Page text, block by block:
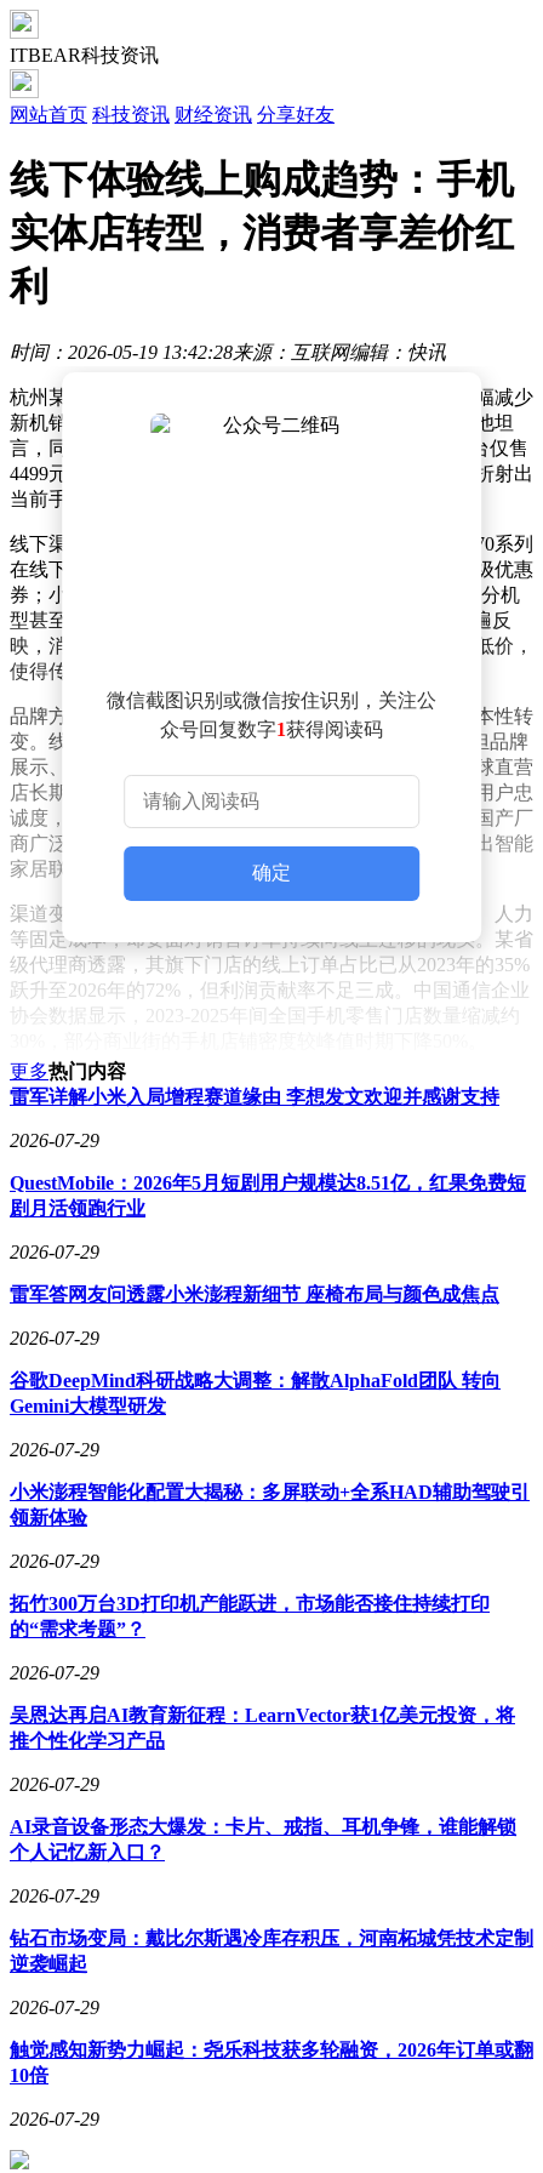
ITBEAR科技资讯
网站首页 科技资讯 财经资讯 分享好友
线下体验线上购成趋势：手机
实体店转型，消费者享差价红
利
时间：2026-05-19 13:42:28来源：互联网编辑：快讯
杭州某手机零售商近日在接受采访时透露，其门店已大幅减少
新机销售业务，转而引导顾客通过线上渠道完成购买。他坦
言，同一款iPhone17手机，线下标价5600元，而电商平台仅售
4499元，价格差异导致消费者更倾向于网购。这一现象折射出
当前手机零售行业正在经历的深刻变革。
线下渠道的困境并非个例。据行业调研显示，华为Mate70系列
在线下门店维持官方定价的同时，电商平台已发放百元级优惠
券；小米15的线下经销商利润空间被压缩至不足2%，部分机
型甚至出现"进货价与线上售价倒挂"的情况。经销商普遍反
映，消费者进店后常使用比价软件，直接要求匹配线上低价，
使得传统销售模式难以为继。
品牌方主动制造价差的策略背后，是销售渠道功能的根本性转
变。线下门店逐渐从"成交场所"转型为"体验空间"，承担品牌
展示、产品试用和服务提供的职能。以苹果为例，其全球直营
店长期不依赖单店销量盈利，而是通过沉浸式体验培养用户忠
诚度，最终促成线上转化。这种模式正被华为、小米等国产厂
商广泛借鉴，华为旗舰店强化全场景体验，小米之家突出智能
家居联动，OPPO/vivo门店则侧重产品质感呈现。
渠道变革的重压全部落在经销商肩头。他们承担着租金、人力
等固定成本，却要面对销售订单持续向线上迁移的现实。某省
级代理商透露，其旗下门店的线上订单占比已从2023年的35%
跃升至2026年的72%，但利润贡献率不足三成。中国通信企业
协会数据显示，2023-2025年间全国手机零售门店数量缩减约
消费者行为模式的变化加速了这一进程。价格敏感型用户通过
电商平台完成购买，线下体验成为决策链条中的前置环节。调
查显示，超过85%的智能手机购买者会在实体店试用后选择线
业生态。某电商平台负责人表示，2026年第一季度手机品
类"线下引流、线上成交"的订单量同比增长137%。
面对渠道重构，经销商开始探索转型路径。部分门店增加手机
维修、以旧换新等增值服务，这类业务线上价差较小且依赖现
场操作；另有商家拓展企业团购业务，利用线下关系网络获取
批量订单；还有从业者转型为品牌授权服务商，专注提供售后
店将加速退出市场，未来线下渠道的核心竞争力在于服务深度
而非价格优势。
这种变革具有全球共性。美国百思买十年前就经历类似冲击，
通过强化门店服务功能实现转型；日本家电连锁业也走过相同
路径，存活下来的企业均将线下定位为"服务终端"而非"销售
终端"。中国手机渠道的重构速度显著快于其他国家，这既与
电商渗透率高有关，也反映出厂商对渠道管控能力的提升。当
的生存状态，更是整个行业生态的迭代升级。
微信截图识别或微信按住识别，关注公
众号回复数字1获得阅读码
确定
更多热门内容
雷军详解小米入局增程赛道缘由 李想发文欢迎并感谢支持
2026-07-29
QuestMobile：2026年5月短剧用户规模达8.51亿，红果免费短
剧月活领跑行业
2026-07-29
雷军答网友问透露小米澎程新细节 座椅布局与颜色成焦点
2026-07-29
谷歌DeepMind科研战略大调整：解散AlphaFold团队 转向
Gemini大模型研发
2026-07-29
小米澎程智能化配置大揭秘：多屏联动+全系HAD辅助驾驶引
领新体验
2026-07-29
拓竹300万台3D打印机产能跃进，市场能否接住持续打印
的“需求考题”？
2026-07-29
吴恩达再启AI教育新征程：LearnVector获1亿美元投资，将
推个性化学习产品
2026-07-29
AI录音设备形态大爆发：卡片、戒指、耳机争锋，谁能解锁
个人记忆新入口？
2026-07-29
钻石市场变局：戴比尔斯遇冷库存积压，河南柘城凭技术定制
逆袭崛起
2026-07-29
触觉感知新势力崛起：尧乐科技获多轮融资，2026年订单或翻
10倍
2026-07-29